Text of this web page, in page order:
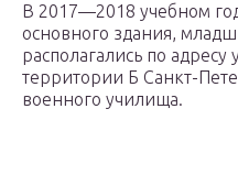
В 2017—2018 учебном
основного здания,
располагались по
территории Б Санкт-
военного училища.